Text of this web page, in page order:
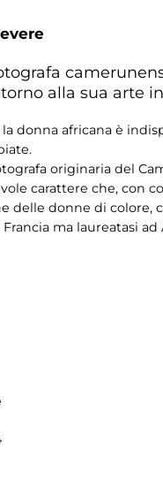
alla sua arte
donna africana è
originaria del
carattere che, con
delle donne di colore,
ma laureatasi